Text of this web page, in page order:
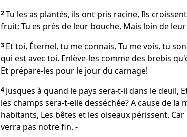
2Tu les as plantés, ils ont pris racine, Ils
fruit; Tu es près de leur bouche, Mais loin de leur
3 Et toi, Éternel, tu me connais, Tu me vois, tu
qui est avec toi. Enlève-les comme des brebis
Et prépare-les pour le jour du carnage!
4 Jusques à quand le pays sera-t-il dans le deuil,
les champs sera-t-elle desséchée? A cause de la
habitants, Les bêtes et les oiseaux périssent.
verra pas notre fin. -